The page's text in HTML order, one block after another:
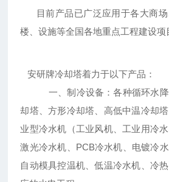
目前产品已广泛应用于各大商场
楼、设施等全国各地重点工程建设项
安研牌冷却塔着力于以下产品：
一、制冷设备：各种循环水降
却塔、方形冷却塔、高低中温冷却
业型冷水机（工业风机、工业用冷水
激光冷水机、PCB冷水机、电镀冷水
自动模具控温机、低温冷水机、冷